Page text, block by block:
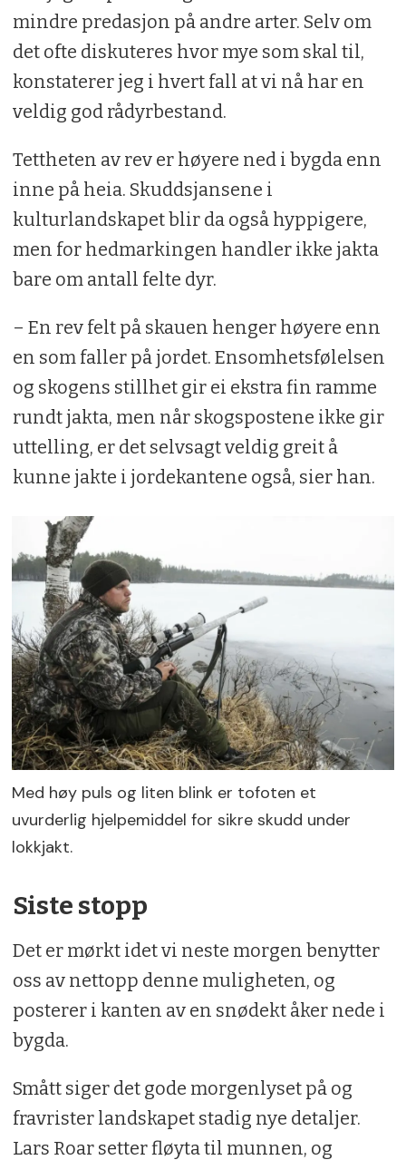
mindre predasjon på andre arter. Selv om
det ofte diskuteres hvor mye som skal til,
konstaterer jeg i hvert fall at vi nå har en
veldig god rådyrbestand.
Tettheten av rev er høyere ned i bygda enn
inne på heia. Skuddsjansene i
kulturlandskapet blir da også hyppigere,
men for hedmarkingen handler ikke jakta
bare om antall felte dyr.
– En rev felt på skauen henger høyere enn
en som faller på jordet. Ensomhetsfølelsen
og skogens stillhet gir ei ekstra fin ramme
rundt jakta, men når skogspostene ikke gir
uttelling, er det selvsagt veldig greit å
kunne jakte i jordekantene også, sier han.
Med høy puls og liten blink er tofoten et
uvurderlig hjelpemiddel for sikre skudd under
lokkjakt.
Siste stopp
Det er mørkt idet vi neste morgen benytter
oss av nettopp denne muligheten, og
posterer i kanten av en snødekt åker nede i
bygda.
Smått siger det gode morgenlyset på og
fravrister landskapet stadig nye detaljer.
Lars Roar setter fløyta til munnen, og